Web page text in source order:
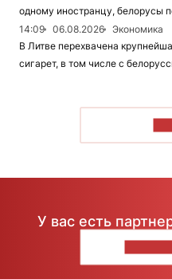
одному иностранцу, белорусы
14:09
06.08.2026
Экономика
В Литве перехвачена
сигарет, в том числе с
У вас есть